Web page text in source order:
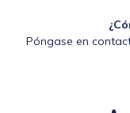
Póngase en